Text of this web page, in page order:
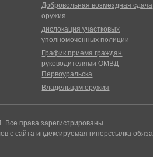
Добровольная возмездная сдача
оружия
дислокация участковых
уполномоченных полиции
График приема граждан
руководителями ОМВД
Первоуральска
Владельцам оружия
Все права зарегистрированы.
с сайта индексируемая гиперссылка